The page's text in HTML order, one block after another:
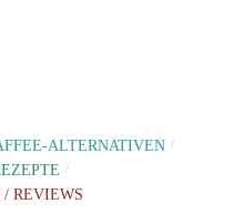
ALTERNATIVEN /
/
/ REVIEWS